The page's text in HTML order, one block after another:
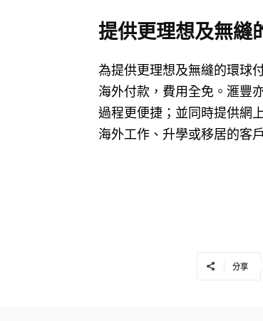
提供更理想及無縫
為提供更理想及無縫的環球
海外付款，費用全免。滙豐
過程更便捷；並同時提供網
海外工作、升學或移居的客
分享